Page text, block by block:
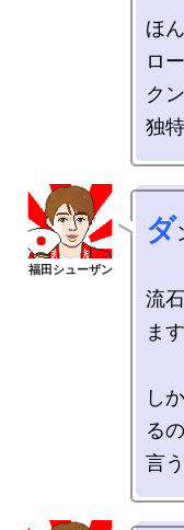
ほ
ロ
ク
ダ
流
ます
し
る